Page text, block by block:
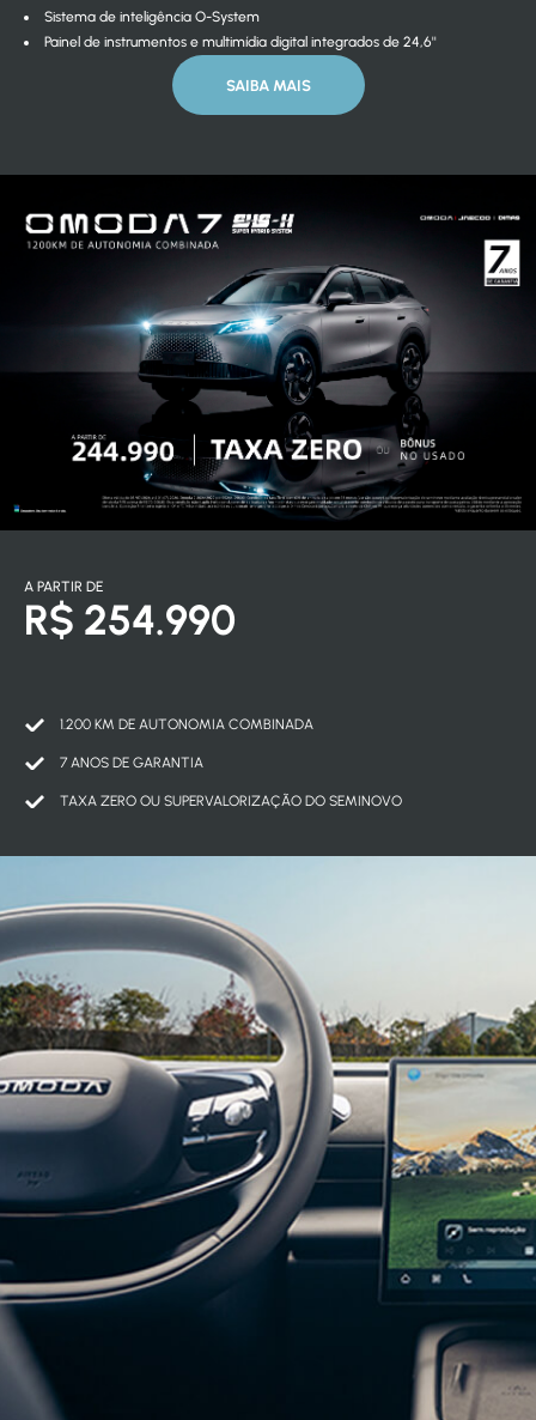
Sistema de inteligência O-System
Painel de instrumentos e multimídia digital integrados de 24,6''
SAIBA MAIS
A PARTIR DE
R$ 254.990
1.200 KM DE AUTONOMIA COMBINADA
7 ANOS DE GARANTIA
TAXA ZERO OU SUPERVALORIZAÇÃO DO SEMINOVO